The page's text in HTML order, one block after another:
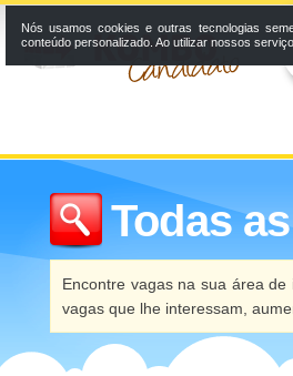
Todas
Encontre vagas na sua área
vagas que lhe interessam,
Nós usamos cookies e outras tecnologias
conteúdo personalizado. Ao utilizar nossos